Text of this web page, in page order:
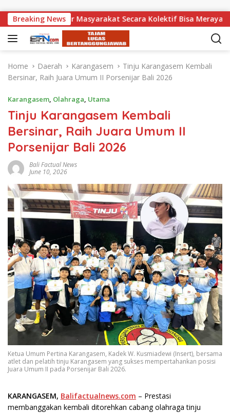
Breaking News
Agar Masyarakat Secara Kolektif Bisa Merayakan HUT
Home Daerah Karangasem
Tinju Karangasem Kembali
Bersinar, Raih Juara Umum II Porsenijar Bali 2026
Karangasem, Olahraga, Utama
Tinju Karangasem Kembali
Bersinar, Raih Juara Umum II
Porsenijar Bali 2026
Bali Factual News
June 10, 2026
Ketua Umum Pertina Karangasem, Kadek W. Kusmiadewi (Insert), bersama
atlet dan pelatih tinju Karangasem yang sukses mempertahankan posisi
Juara Umum II pada Porsenijar Bali 2026.
KARANGASEM, Balifactualnews.com – Prestasi
membanggakan kembali ditorehkan cabang olahraga tinju